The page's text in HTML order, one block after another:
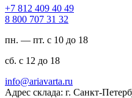
94 04 904 218 7+
23 13 707 008 8
пн. — пт. с 10 до 18
сб. с 12 до 18
ur.atravaira@ofni
Адрес склада: г. Санкт-